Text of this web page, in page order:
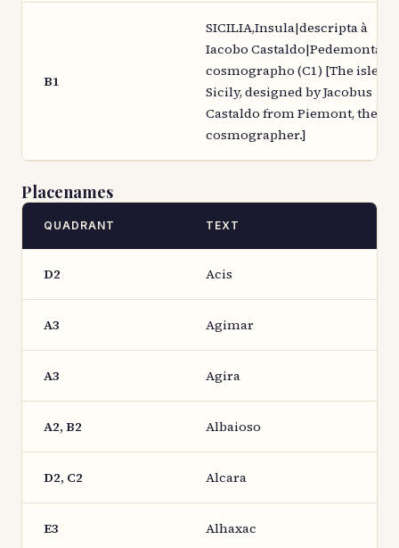
B1
SICILIA,Insula|descripta à
Iacobo Castaldo|Pedemontano
cosmographo (C1) [The isle of
Sicily, designed by Jacobus
Castaldo from Piemont, the
cosmographer.]
Placenames
QUADRANT TEXT
D2 Acis
A3 Agimar
A3 Agira
A2, B2 Albaioso
D2, C2 Alcara
E3 Alhaxac